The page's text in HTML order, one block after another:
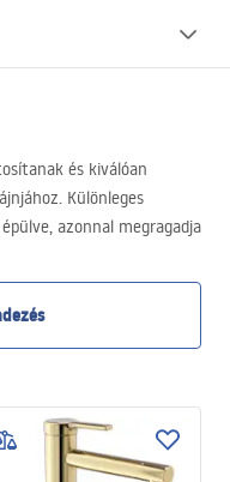
és kiválóan
Különleges
azonnal megragadja
egyszerűvé és gyorssá
kereső értékelni fog.